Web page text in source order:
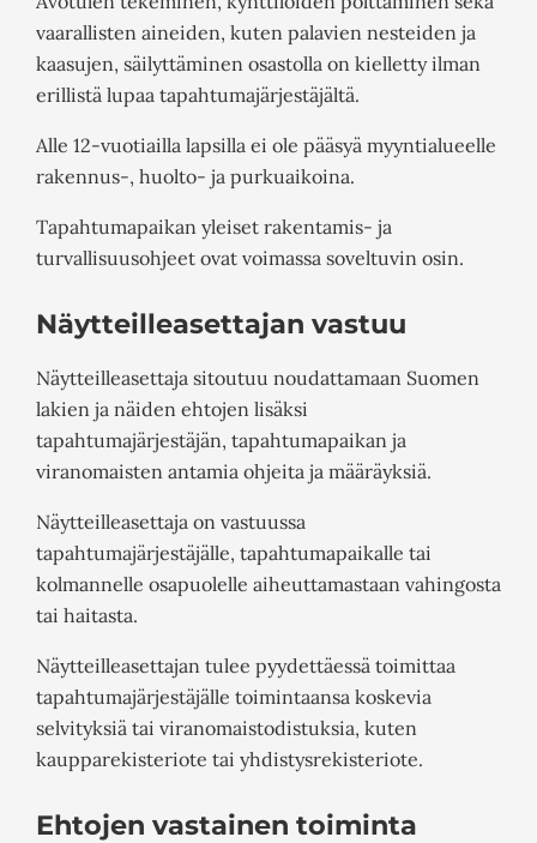
vaarallisten aineiden, kuten palavien nesteiden ja
kaasujen, säilyttäminen osastolla on kielletty ilman
erillistä lupaa tapahtumajärjestäjältä.
Alle 12-vuotiailla lapsilla ei ole pääsyä myyntialueelle
rakennus-, huolto- ja purkuaikoina.
Tapahtumapaikan yleiset rakentamis- ja
turvallisuusohjeet ovat voimassa soveltuvin osin.
Näytteilleasettajan vastuu
Näytteilleasettaja sitoutuu noudattamaan Suomen
lakien ja näiden ehtojen lisäksi
tapahtumajärjestäjän, tapahtumapaikan ja
viranomaisten antamia ohjeita ja määräyksiä.
Näytteilleasettaja on vastuussa
tapahtumajärjestäjälle, tapahtumapaikalle tai
kolmannelle osapuolelle aiheuttamastaan vahingosta
tai haitasta.
Näytteilleasettajan tulee pyydettäessä toimittaa
tapahtumajärjestäjälle toimintaansa koskevia
selvityksiä tai viranomaistodistuksia, kuten
kaupparekisteriote tai yhdistysrekisteriote.
Ehtojen vastainen toiminta